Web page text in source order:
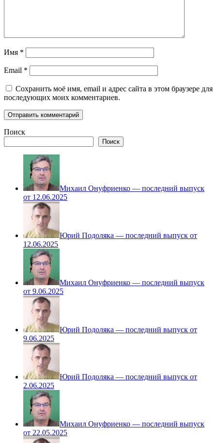
Имя *
Email *
Сохранить моё имя, email и адрес сайта в этом браузере для
последующих моих комментариев.
Поиск
Поиск
Михаил Онуфриенко — последний выпуск
от 12.06.2025
Юрий Подоляка — последний выпуск от
12.06.2025
Михаил Онуфриенко — последний выпуск
от 9.06.2025
Юрий Подоляка — последний выпуск от
9.06.2025
Юрий Подоляка — последний выпуск от
2.06.2025
Михаил Онуфриенко — последний выпуск
от 22.05.2025